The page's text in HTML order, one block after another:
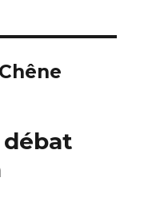
débat